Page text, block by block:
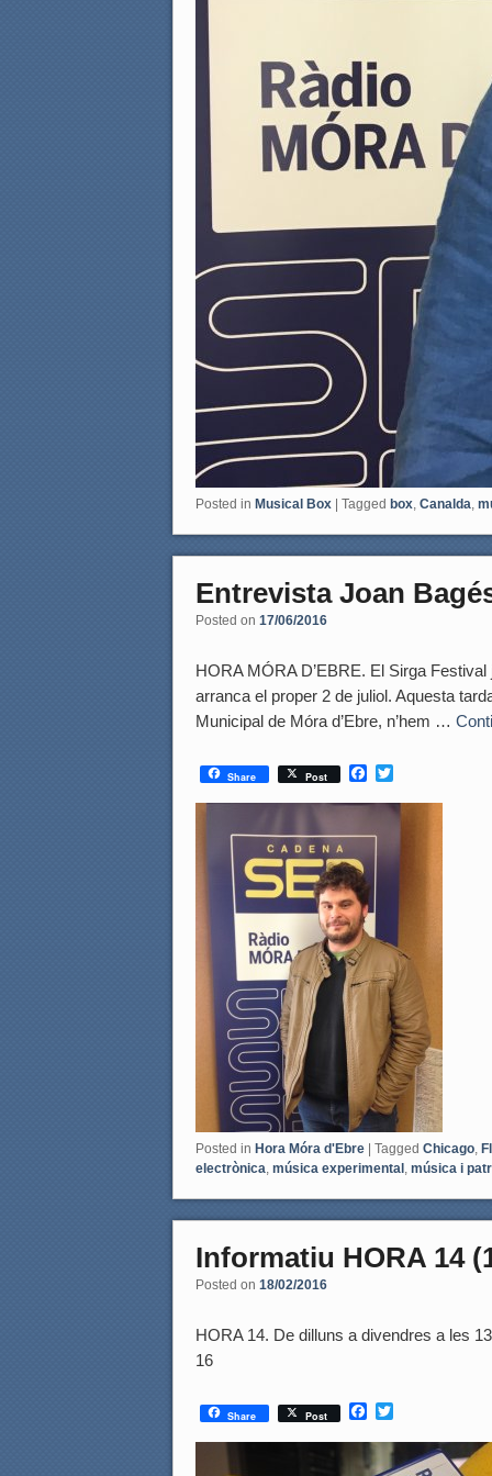
Posted in Musical Box Tagged box, Canalda,
Entrevista Joan
Posted on 17/06/2016
HORA MÓRA D’EBRE. El Sirga
arranca el proper 2 de juliol. Aquesta
Municipal de Móra d’Ebre, n’hem …
Share Post
F
c
b
o
o
k
i
Posted in Hora Móra d'Ebre Tagged Chicago,
electrònica, música experimental , música i
Informatiu HORA 14
Posted on 18/02/2016
HORA 14. De dilluns a divendres a les
16
Share Post
F
c
e
i
t